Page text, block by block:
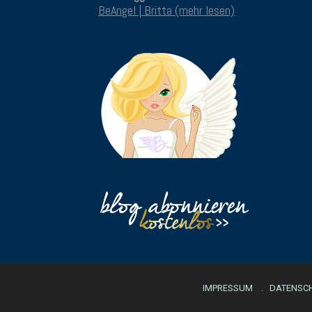
BeAngel | Britta (mehr lesen)
IMPRESSUM